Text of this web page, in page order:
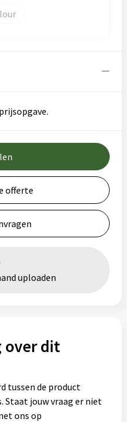
offerte
uploaden
over dit
tussen de product
Staat jouw vraag er niet
ons op